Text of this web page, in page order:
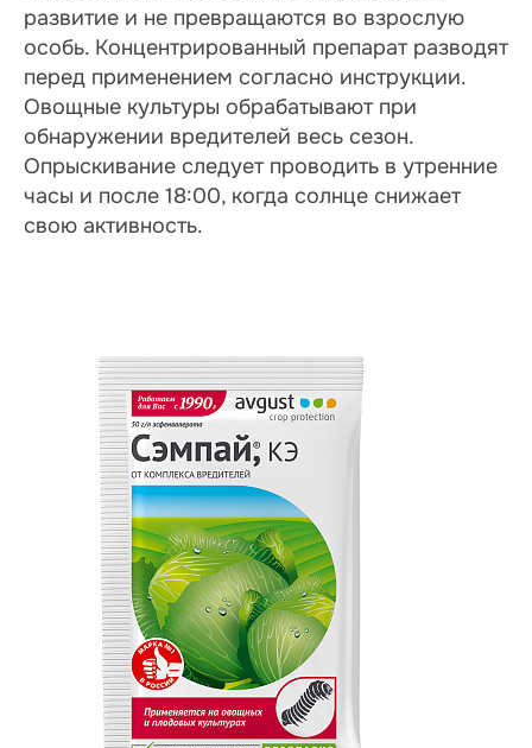
развитие и не превращаются во взрослую
особь. Концентрированный препарат разводят
перед применением согласно инструкции.
Овощные культуры обрабатывают при
обнаружении вредителей весь сезон.
Опрыскивание следует проводить в утренние
часы и после 18:00, когда солнце снижает
свою активность.